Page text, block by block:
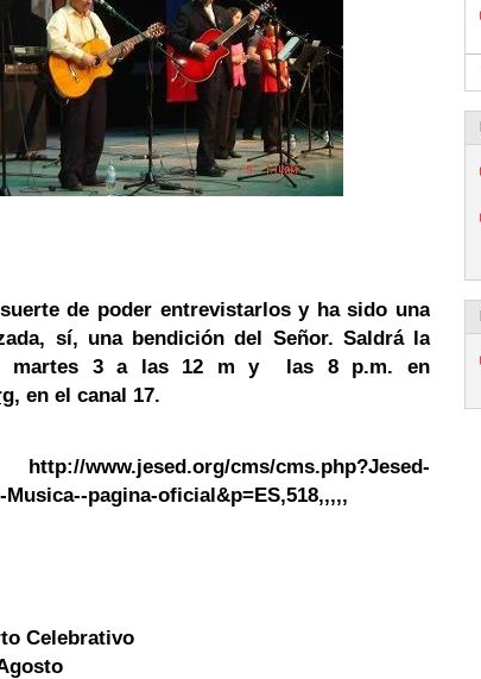
de poder entrevistarlos y ha sido una
sí, una bendición del Señor. Saldrá la
martes 3 a las 12 m y las 8 p.m. en
, en el canal 17.
http://www.jesed.org/cms/cms.php?Jesed-
pagina-oficial&p=ES,518,,,,,
Celebrativo